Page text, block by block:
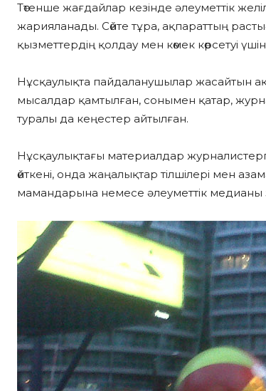
Төтенше жағдайлар кезінде әлеуметтік
жарияланады. Сөйте тұра, ақпараттың
қызметтердің қолдау мен көмек көрсетуі
Нұсқаулықта пайдаланушылар жасайтын
мысалдар қамтылған, сонымен қатар,
туралы да кеңестер айтылған.
Нұсқаулықтағы материалдар
өйткені, онда жаңалықтар тілшілері мен
мамандарына немесе әлеуметтік медианы